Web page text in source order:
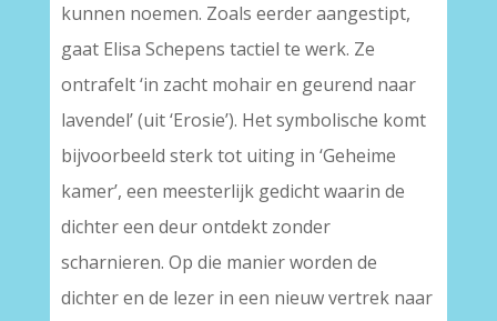
kunnen noemen. Zoals eerder aangestipt,
gaat Elisa Schepens tactiel te werk. Ze
ontrafelt ‘in zacht mohair en geurend naar
lavendel’ (uit ‘Erosie’). Het symbolische komt
bijvoorbeeld sterk tot uiting in ‘Geheime
kamer’, een meesterlijk gedicht waarin de
dichter een deur ontdekt zonder
scharnieren. Op die manier worden de
dichter en de lezer in een nieuw vertrek naar